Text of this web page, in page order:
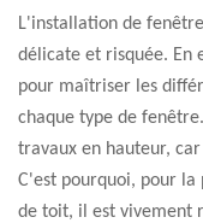
L'installation de
délicate et risquée. En
pour maîtriser les
chaque type de
travaux en hauteur,
C'est pourquoi, pour
de toit, il est vivement